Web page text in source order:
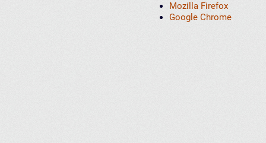
Mozilla Firefox
Google Chrome